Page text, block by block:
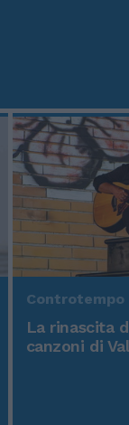
Controtempo
La rinascita
canzoni di